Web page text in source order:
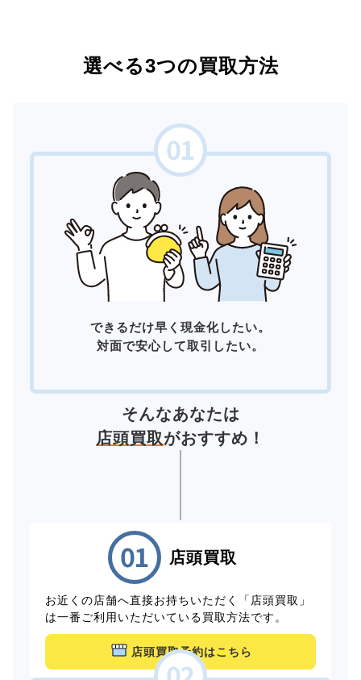
選べる3つの買取方法
できるだけ早く現金化したい。
対面で安心して取引したい。
そんなあなたは
店頭買取がおすすめ！
店頭買取
お近くの店舗へ直接お持ちいただく「店頭買取」
は一番ご利用いただいている買取方法です。
店頭買取予約はこちら